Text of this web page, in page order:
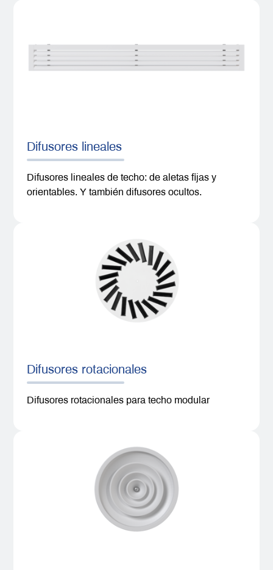
Difusores lineales
Difusores lineales de techo: de aletas fijas y
orientables. Y también difusores ocultos.
Difusores rotacionales
Difusores rotacionales para techo modular